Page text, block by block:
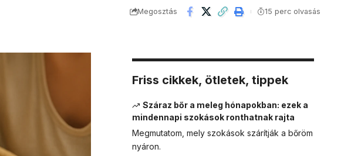
Megosztás 15 perc olvasás
Friss cikkek, ötletek, tippek
Száraz bőr a meleg hónapokban: ezek a
mindennapi szokások ronthatnak rajta
Megmutatom, mely szokások szárítják a bőröm
nyáron.